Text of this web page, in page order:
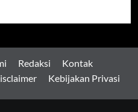
Redaksi
Kontak
Kebijakan Privasi